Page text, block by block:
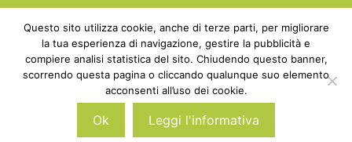
Copyright © 2010 - 2026 BabyGreen™ ·
P.IVA 05829800969 · Webmaster
Nexnova.net
Questo sito utilizza cookie, anche di terze parti, per migliorare
la tua esperienza di navigazione, gestire la pubblicità e
compiere analisi statistica del sito. Chiudendo questo banner,
scorrendo questa pagina o cliccando qualunque suo elemento
acconsenti all’uso dei cookie.
Ok Leggi l'informativa